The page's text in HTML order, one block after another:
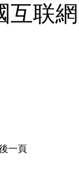
互联
一頁